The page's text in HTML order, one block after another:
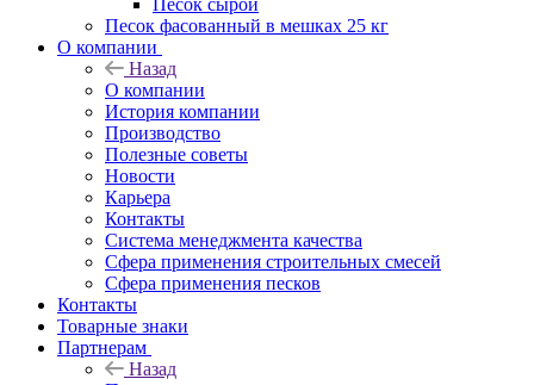
Песок сырой
Песок фасованный в мешках 25 кг
О компании
Назад
О компании
История компании
Производство
Полезные советы
Новости
Карьера
Контакты
Система менеджмента качества
Сфера применения строительных смесей
Сфера применения песков
Контакты
Товарные знаки
Партнерам
Назад